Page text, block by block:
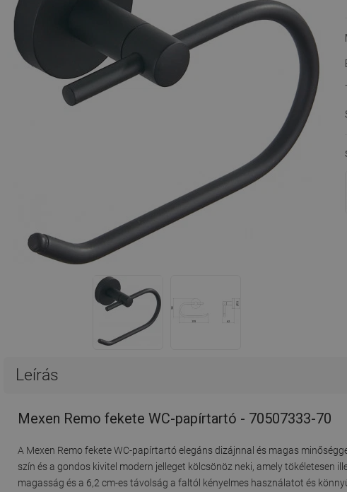
Leírás
Mexen Remo fekete WC-papírtartó - 70507333-70
A Mexen Remo fekete WC-papírtartó elegáns dizájnnal és magas
szín és a gondos kivitel modern jelleget kölcsönöz neki, amely tökéletesen
magasság és a 6,2 cm-es távolság a faltól kényelmes használatot és